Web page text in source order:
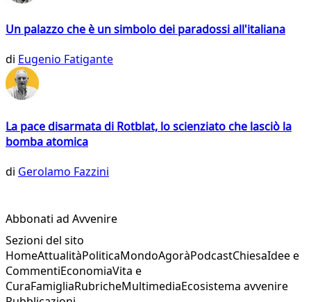
Un palazzo che è un simbolo dei paradossi all'italiana
di Eugenio Fatigante
La pace disarmata di Rotblat, lo scienziato che lasciò la
bomba atomica
di Gerolamo Fazzini
Abbonati ad Avvenire
Sezioni del sito
HomeAttualitàPoliticaMondoAgoràPodcastChiesaIdee e
CommentiEconomiaVita e
CuraFamigliaRubricheMultimediaEcosistema avvenire